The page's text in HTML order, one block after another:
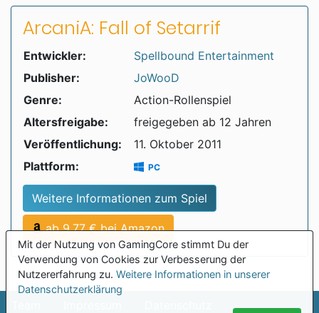
Mit der Nutzung von GamingCore stimmt Du der
Verwendung von Cookies zur Verbesserung der
Nutzererfahrung zu. Weitere Informationen in unserer
Datenschutzerklärung
ArcaniA: Fall of Setarrif
Entwickler:
Spellbound Entertainment
Publisher:
JoWooD
Genre:
Action-Rollenspiel
Altersfreigabe:
freigegeben ab 12 Jahren
Veröffentlichung:
11. Oktober 2011
Plattform:
PC
Weitere Informationen zum Spiel
ab 9,77 € bei Amazon